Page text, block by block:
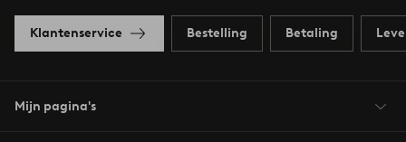
Klantenservice Bestelling Betaling
Mijn pagina's